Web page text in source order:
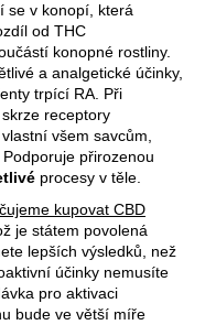
se v konopí, která
od THC
konopné rostliny.
a analgetické účinky,
trpící RA. Při
receptory
všem savcům,
přirozenou
procesy v těle.
kupovat CBD
je státem povolená
lepších výsledků, než
účinky nemusíte
pro aktivaci
bude ve větší míře